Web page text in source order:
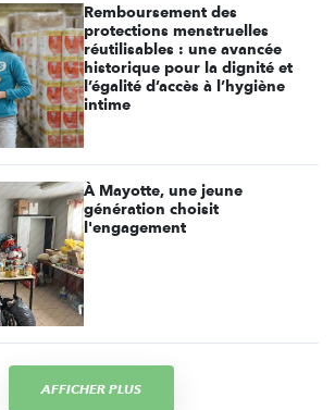
Remboursement des
protections menstruelles
réutilisables : une avancée
historique pour la dignité et
l’égalité d’accès à l’hygiène
intime
À Mayotte, une jeune
génération choisit
l'engagement
AFFICHER PLUS